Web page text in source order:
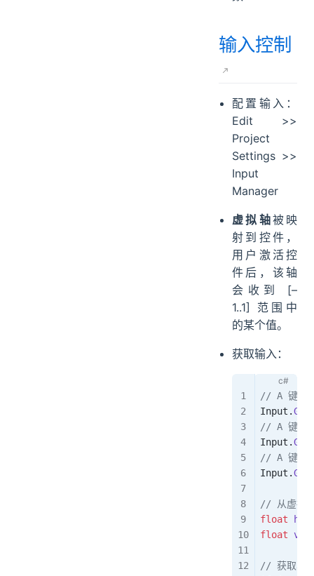
输入控制
配置输入：
Edit >>
Project
Settings >>
Input
Manager
虚拟轴被映
射到控件，
用户激活控
件后，该轴
会收到 [–
1..1] 范围中
的某个值。
获取输入：
// A 键被
Input .
// A 键处
Input .
// A 键被
Input .
// 从虚拟
float h
float v
// 获取单